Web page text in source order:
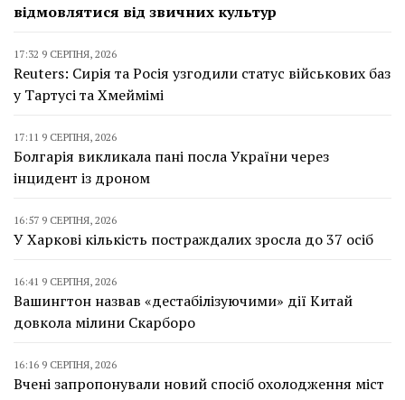
відмовлятися від звичних культур
17:32 9 СЕРПНЯ, 2026
Reuters: Сирія та Росія узгодили статус військових баз
у Тартусі та Хмеймімі
17:11 9 СЕРПНЯ, 2026
Болгарія викликала пані посла України через
інцидент із дроном
16:57 9 СЕРПНЯ, 2026
У Харкові кількість постраждалих зросла до 37 осіб
16:41 9 СЕРПНЯ, 2026
Вашингтон назвав «дестабілізуючими» дії Китай
довкола мілини Скарборо
16:16 9 СЕРПНЯ, 2026
Вчені запропонували новий спосіб охолодження міст